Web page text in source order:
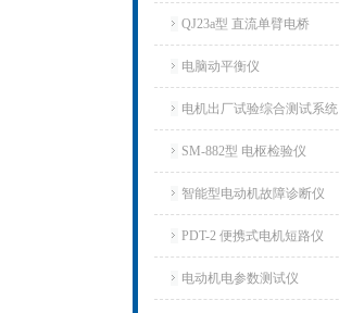
QJ23a型 直流单臂电桥
电脑动平衡仪
电机出厂试验综合测试系统
SM-882型 电枢检验仪
智能型电动机故障诊断仪
PDT-2 便携式电机短路仪
电动机电参数测试仪